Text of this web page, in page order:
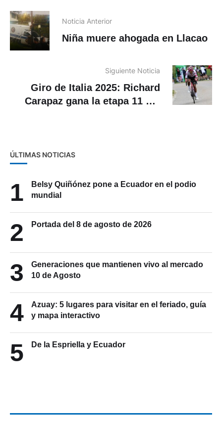
Noticia Anterior
Niña muere ahogada en Llacao
Siguiente Noticia
Giro de Italia 2025: Richard
Carapaz gana la etapa 11 del
ÚLTIMAS NOTICIAS
1
Belsy Quiñónez pone a Ecuador en el podio
mundial
2 Portada del 8 de agosto de 2026
3
Generaciones que mantienen vivo al mercado
10 de Agosto
4
Azuay: 5 lugares para visitar en el feriado, guía
y mapa interactivo
5 De la Espriella y Ecuador